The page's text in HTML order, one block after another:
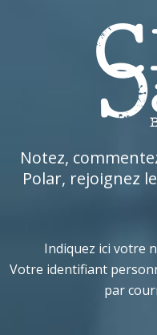
Notez,
Polar, rejoignez
Indiquez ici votre
Votre identifiant
par